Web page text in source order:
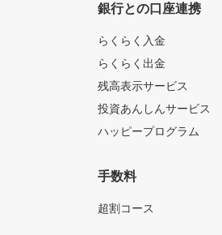
銀行との口座連携
らくらく入金
らくらく出金
残高表示サービス
投資あんしんサービス
ハッピープログラム
手数料
超割コース